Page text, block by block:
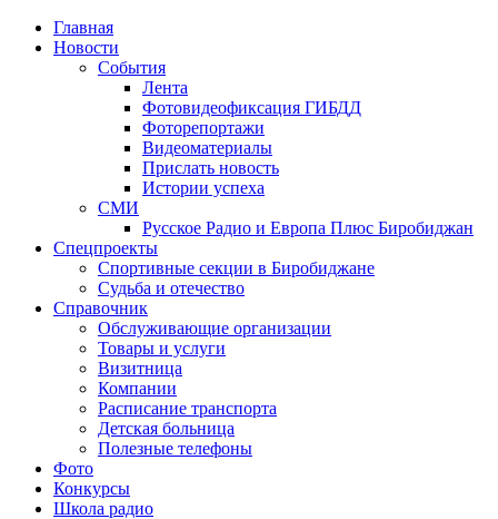
Главная
Новости
События
Лента
Фотовидеофиксация ГИБДД
Фоторепортажи
Видеоматериалы
Прислать новость
Истории успеха
СМИ
Русское Радио и Европа Плюс Биробиджан
Спецпроекты
Спортивные секции в Биробиджане
Судьба и отечество
Справочник
Обслуживающие организации
Товары и услуги
Визитница
Компании
Расписание транспорта
Детская больница
Полезные телефоны
Фото
Конкурсы
Школа радио